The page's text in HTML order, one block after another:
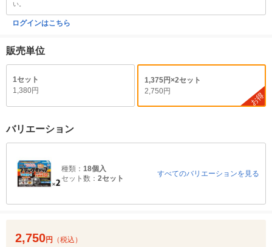
い。
ログインはこちら
販売単位
1セット
1,380円
1,375円×2セット
2,750円
お得
バリエーション
種類： 18個入
セット数： 2セット
すべてのバリエーションを見る
2,750円
（税込）